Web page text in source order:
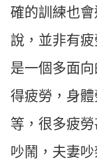
確的訓練也
說，並非有
是一個多面
得疲勞，身
等，很多疲
吵鬧，夫妻